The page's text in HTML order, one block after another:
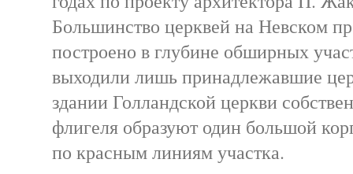
Большинство церквей на Невском
построено в глубине обширных
выходили лишь принадлежавшие
здании Голландской церкви
флигеля образуют один большой
по красным линиям участка.